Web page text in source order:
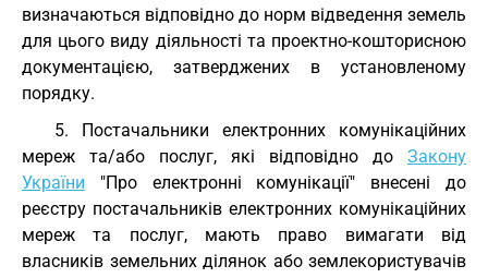
визначаються відповідно до норм відведення земель
для цього виду діяльності та проектно-кошторисною
документацією, затверджених в установленому
порядку.
5. Постачальники електронних комунікаційних
мереж та/або послуг, які відповідно до Закону
України "Про електронні комунікації" внесені до
реєстру постачальників електронних комунікаційних
мереж та послуг, мають право вимагати від
власників земельних ділянок або землекористувачів